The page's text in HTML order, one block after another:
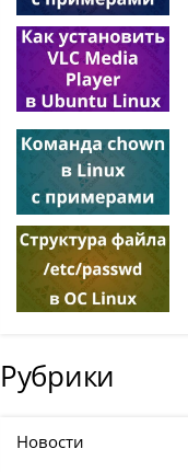
Рубрики
Новости